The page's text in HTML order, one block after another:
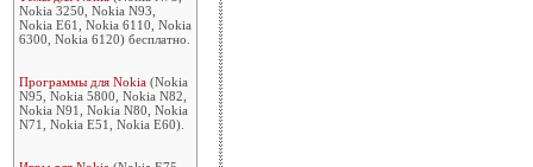
Nokia 3250, Nokia N93,
Nokia E61, Nokia 6110, Nokia
6300, Nokia 6120) бесплатно.
Программы для Nokia (Nokia
N95, Nokia 5800, Nokia N82,
Nokia N91, Nokia N80, Nokia
N71, Nokia E51, Nokia E60).